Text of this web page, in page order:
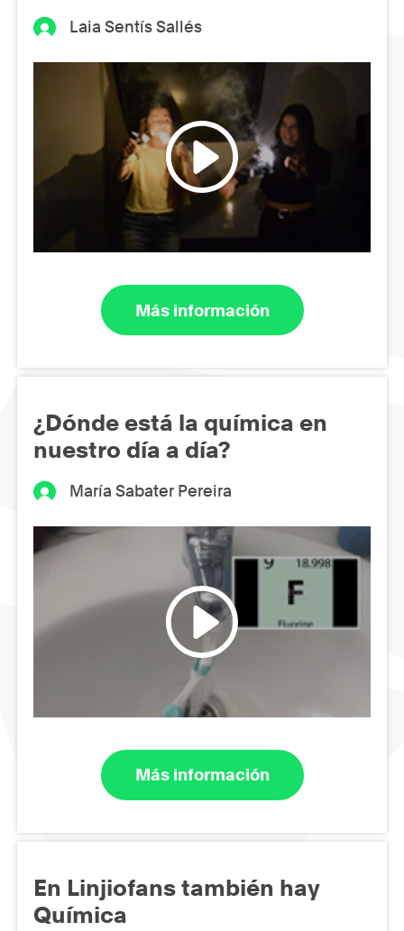
Laia Sentís Sallés
Más información
¿Dónde está la química en
nuestro día a día?
María Sabater Pereira
Más información
En Linjiofans también hay
Química